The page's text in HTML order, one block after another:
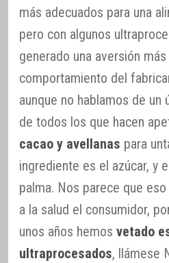
más adecuados para una
pero con algunos
generado una aversión
comportamiento del
aunque no hablamos de un
de todos los que hacen
cacao y avellanas para
ingrediente es el azúcar, y
palma. Nos parece que
a la salud el consumidor,
unos años hemos vetado
ultraprocesados, llámese